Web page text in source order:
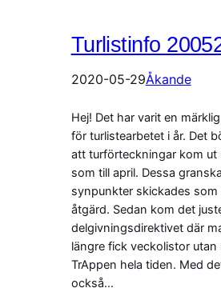
Turlistinfo
2020-05-29Åkande
Hej! Det har varit en
för turlistearbetet i år. Det
att turförteckningar kom ut
som till april. Dessa
synpunkter skickades
åtgärd. Sedan kom det
delgivningsdirektivet där
längre fick veckolistor utan
TrAppen hela tiden. Med
också…